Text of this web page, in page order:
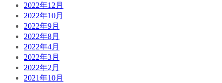
2022年12月
2022年10月
2022年9月
2022年8月
2022年4月
2022年3月
2022年2月
2021年10月